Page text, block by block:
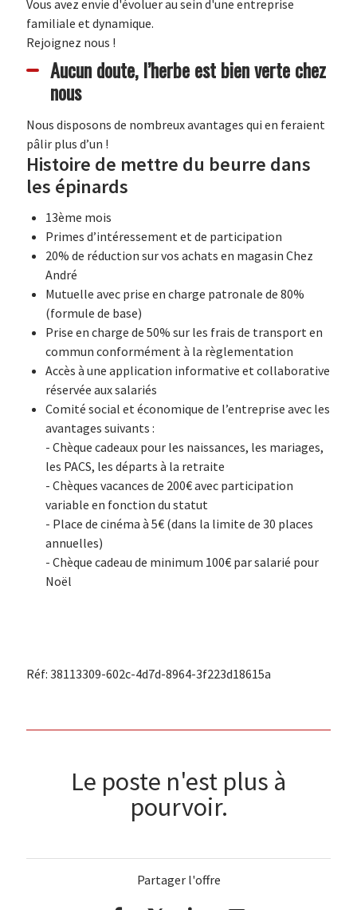
Vous avez envie d'évoluer au sein d'une entreprise
familiale et dynamique.
Rejoignez nous !
Aucun doute, l’herbe est bien verte chez
nous
Nous disposons de nombreux avantages qui en feraient
pâlir plus d’un !
Histoire de mettre du beurre dans
les épinards
13ème mois
Primes d’intéressement et de participation
20% de réduction sur vos achats en magasin Chez
André
Mutuelle avec prise en charge patronale de 80%
(formule de base)
Prise en charge de 50% sur les frais de transport en
commun conformément à la règlementation
Accès à une application informative et collaborative
réservée aux salariés
Comité social et économique de l’entreprise avec les
avantages suivants :
- Chèque cadeaux pour les naissances, les mariages,
les PACS, les départs à la retraite
- Chèques vacances de 200€ avec participation
variable en fonction du statut
- Place de cinéma à 5€ (dans la limite de 30 places
annuelles)
- Chèque cadeau de minimum 100€ par salarié pour
Noël
Réf: 38113309-602c-4d7d-8964-3f223d18615a
Le poste n'est plus à
pourvoir.
Partager l'offre